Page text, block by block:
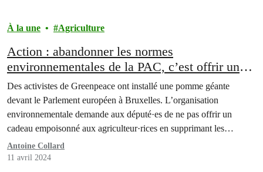
À la une Agriculture
Action : abandonner les normes
environnementales de la PAC, c’est offrir une
pomme empoisonnée au monde agricole
Des activistes de Greenpeace ont installé une pomme géante
devant le Parlement européen à Bruxelles. L’organisation
environnementale demande aux député·es de ne pas offrir un
cadeau empoisonné aux agriculteur·rices en supprimant les
mesures de protection de la nature de la politique agricole
commune (PAC). Les député·es décideront aujourd'hui d'accélérer
Antoine Collard
11 avril 2024